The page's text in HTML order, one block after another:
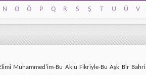
N O Ö P Q R S Ş T U Ü V
N O Ö P Q R S Ş T U Ü V
Muhammed’im-Bu Aklu Fikriyle-Bu Aşk Bir Bahri